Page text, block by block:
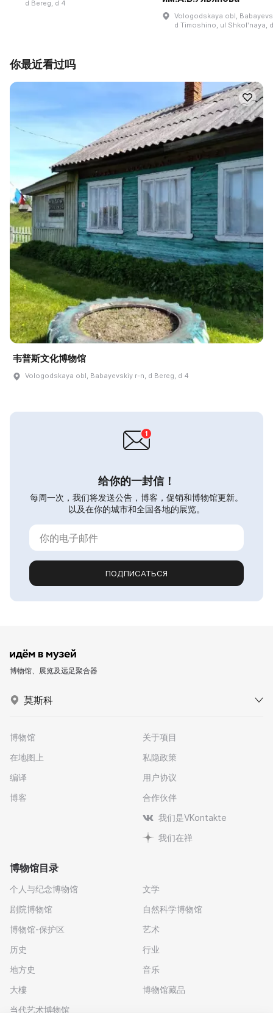
d Bereg, d 4
Vologodskaya obl,
d Timoshino, ul Shkolʹnaya,
你最近看过吗
韦普斯文化博物馆
Vologodskaya obl, Babayevskiy r-n, d Bereg, d 4
给你的一封信！
每周一次，我们将发送公告，博客，促销和博物馆更新。
以及在你的城市和全国各地的展览。
ПОДПИСАТЬСЯ
博物馆、展览及远足聚合器
莫斯科
博物馆
在地图上
编译
博客
关于项目
私隐政策
用户协议
合作伙伴
我们是VKontakte
我们在禅
博物馆目录
个人与纪念博物馆
剧院博物馆
博物馆-保护区
历史
地方史
大樓
当代艺术博物馆
文学
自然科学博物馆
艺术
行业
音乐
博物馆藏品